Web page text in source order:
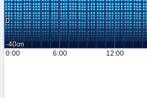
0
-40
0:00
6:00 12:00